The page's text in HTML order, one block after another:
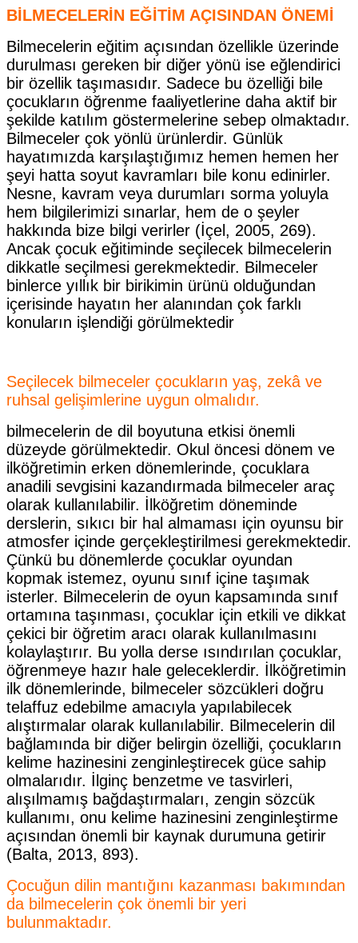
BİLMECELERİN EĞİTİM AÇISINDAN ÖNEMİ
Bilmecelerin eğitim açısından özellikle üzerinde
durulması gereken bir diğer yönü ise eğlendirici
bir özellik taşımasıdır. Sadece bu özelliği bile
çocukların öğrenme faaliyetlerine daha aktif bir
şekilde katılım göstermelerine sebep olmaktadır.
Bilmeceler çok yönlü ürünlerdir. Günlük
hayatımızda karşılaştığımız hemen hemen her
şeyi hatta soyut kavramları bile konu edinirler.
Nesne, kavram veya durumları sorma yoluyla
hem bilgilerimizi sınarlar, hem de o şeyler
hakkında bize bilgi verirler (İçel, 2005, 269).
Ancak çocuk eğitiminde seçilecek bilmecelerin
dikkatle seçilmesi gerekmektedir. Bilmeceler
binlerce yıllık bir birikimin ürünü olduğundan
içerisinde hayatın her alanından çok farklı
konuların işlendiği görülmektedir
Seçilecek bilmeceler çocukların yaş, zekâ ve
ruhsal gelişimlerine uygun olmalıdır.
bilmecelerin de dil boyutuna etkisi önemli
düzeyde görülmektedir. Okul öncesi dönem ve
ilköğretimin erken dönemlerinde, çocuklara
anadili sevgisini kazandırmada bilmeceler araç
olarak kullanılabilir. İlköğretim döneminde
derslerin, sıkıcı bir hal almaması için oyunsu bir
atmosfer içinde gerçekleştirilmesi gerekmektedir.
Çünkü bu dönemlerde çocuklar oyundan
kopmak istemez, oyunu sınıf içine taşımak
isterler. Bilmecelerin de oyun kapsamında sınıf
ortamına taşınması, çocuklar için etkili ve dikkat
çekici bir öğretim aracı olarak kullanılmasını
kolaylaştırır. Bu yolla derse ısındırılan çocuklar,
öğrenmeye hazır hale geleceklerdir. İlköğretimin
ilk dönemlerinde, bilmeceler sözcükleri doğru
telaffuz edebilme amacıyla yapılabilecek
alıştırmalar olarak kullanılabilir. Bilmecelerin dil
bağlamında bir diğer belirgin özelliği, çocukların
kelime hazinesini zenginleştirecek güce sahip
olmalarıdır. İlginç benzetme ve tasvirleri,
alışılmamış bağdaştırmaları, zengin sözcük
kullanımı, onu kelime hazinesini zenginleştirme
açısından önemli bir kaynak durumuna getirir
(Balta, 2013, 893).
Çocuğun dilin mantığını kazanması bakımından
da bilmecelerin çok önemli bir yeri
bulunmaktadır.